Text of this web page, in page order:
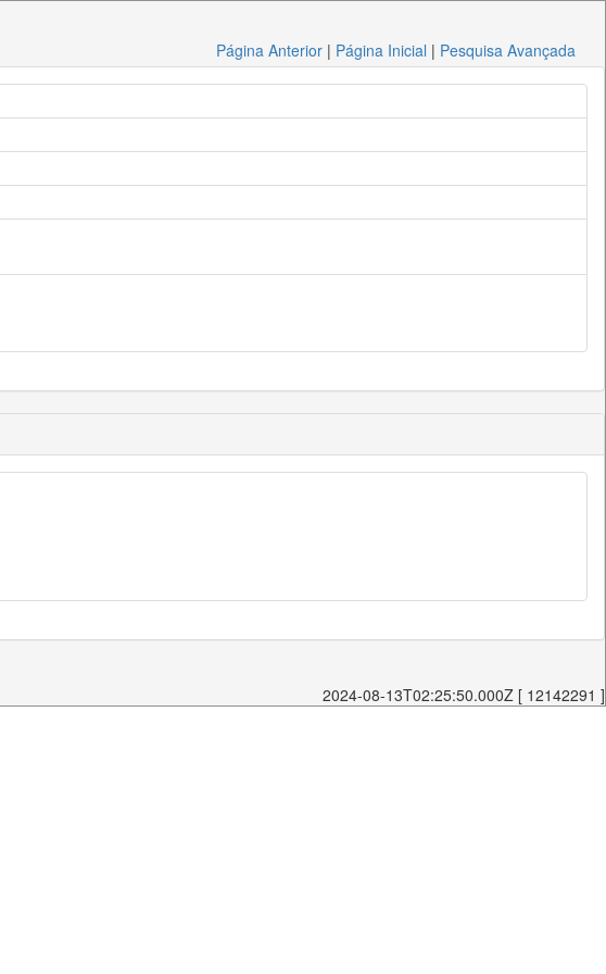
Página Anterior | Página Inicial | Pesquisa Avançada
2024-08-13T02:25:50.000Z [ 12142291 ]